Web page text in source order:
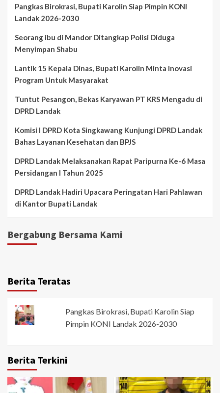
Pangkas Birokrasi, Bupati Karolin Siap Pimpin KONI
Landak 2026-2030
Seorang ibu di Mandor Ditangkap Polisi Diduga
Menyimpan Shabu
Lantik 15 Kepala Dinas, Bupati Karolin Minta Inovasi
Program Untuk Masyarakat
Tuntut Pesangon, Bekas Karyawan PT KRS Mengadu di
DPRD Landak
Komisi I DPRD Kota Singkawang Kunjungi DPRD Landak
Bahas Layanan Kesehatan dan BPJS
DPRD Landak Melaksanakan Rapat Paripurna Ke-6 Masa
Persidangan I Tahun 2025
DPRD Landak Hadiri Upacara Peringatan Hari Pahlawan
di Kantor Bupati Landak
Bergabung Bersama Kami
Berita Teratas
Pangkas Birokrasi, Bupati Karolin Siap
Pimpin KONI Landak 2026-2030
Berita Terkini